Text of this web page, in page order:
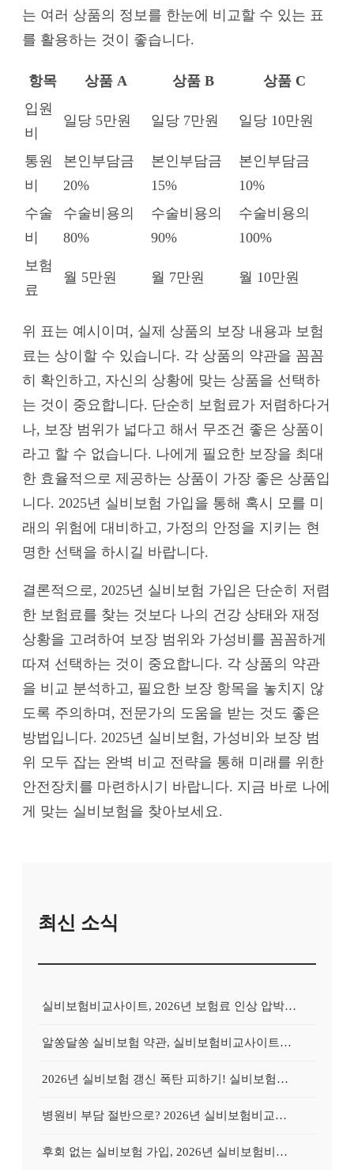
는 여러 상품의 정보를 한눈에 비교할 수 있는 표
를 활용하는 것이 좋습니다.
항목 상품 A 상품 B
상품 C
입원
비
일당 5만원 일당 7만원 일당 10만원
통원
비
본인부담금
20%
본인부담금
15%
본인부담금
10%
수술
비
수술비용의
80%
수술비용의
90%
수술비용의
100%
보험
료
월 5만원 월 7만원 월 10만원
위 표는 예시이며, 실제 상품의 보장 내용과 보험
료는 상이할 수 있습니다. 각 상품의 약관을 꼼꼼
히 확인하고, 자신의 상황에 맞는 상품을 선택하
는 것이 중요합니다. 단순히 보험료가 저렴하다거
나, 보장 범위가 넓다고 해서 무조건 좋은 상품이
라고 할 수 없습니다. 나에게 필요한 보장을 최대
한 효율적으로 제공하는 상품이 가장 좋은 상품입
니다. 2025년 실비보험 가입을 통해 혹시 모를 미
래의 위험에 대비하고, 가정의 안정을 지키는 현
명한 선택을 하시길 바랍니다.
결론적으로, 2025년 실비보험 가입은 단순히 저렴
한 보험료를 찾는 것보다 나의 건강 상태와 재정
상황을 고려하여 보장 범위와 가성비를 꼼꼼하게
따져 선택하는 것이 중요합니다. 각 상품의 약관
을 비교 분석하고, 필요한 보장 항목을 놓치지 않
도록 주의하며, 전문가의 도움을 받는 것도 좋은
방법입니다. 2025년 실비보험, 가성비와 보장 범
위 모두 잡는 완벽 비교 전략을 통해 미래를 위한
안전장치를 마련하시기 바랍니다. 지금 바로 나에
게 맞는 실비보험을 찾아보세요.
최신 소식
실비보험비교사이트, 2026년 보험료 인상 압박 속 최적의 선택 기준은?
알쏭달쏭 실비보험 약관, 실비보험비교사이트로 핵심만 쏙쏙 파헤치는 법
2026년 실비보험 갱신 폭탄 피하기! 실비보험비교사이트 활용 5단계 전략
병원비 부담 절반으로? 2026년 실비보험비교사이트 활용, 숨겨진 혜택 찾기
후회 없는 실비보험 가입, 2026년 실비보험비교사이트 현명한 활용법 3가지